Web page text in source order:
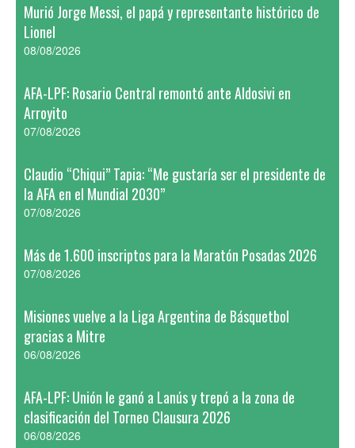
Murió Jorge Messi, el papá y representante histórico de
Lionel
08/08/2026
AFA-LPF: Rosario Central remontó ante Aldosivi en
Arroyito
07/08/2026
Claudio “Chiqui” Tapia: “Me gustaría ser el presidente de
la AFA en el Mundial 2030”
07/08/2026
Más de 1.600 inscriptos para la Maratón Posadas 2026
07/08/2026
Misiones vuelve a la Liga Argentina de Básquetbol
gracias a Mitre
06/08/2026
AFA-LPF: Unión le ganó a Lanús y trepó a la zona de
clasificación del Torneo Clausura 2026
06/08/2026